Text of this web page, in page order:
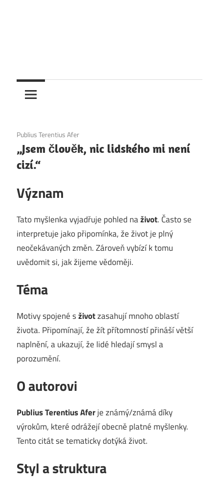
1. 12. 2020
Publius Terentius Afer
„Jsem člověk, nic lidského mi není
cizí.“
Význam
Tato myšlenka vyjadřuje pohled naživot. Často se
interpretuje jako připomínka, že život je plný
neočekávaných změn. Zároveň vybízí k tomu
uvědomit si, jak žijeme vědoměji.
Téma
Motivy spojené sživotzasahují mnoho oblastí
života. Připomínají, že žít přítomností přináší větší
naplnění, a ukazují, že lidé hledají smysl a
porozumění.
O autorovi
Publius Terentius Aferje známý/známá díky
výrokům, které odrážejí obecně platné myšlenky.
Tento citát se tematicky dotýká život.
Styl a struktura